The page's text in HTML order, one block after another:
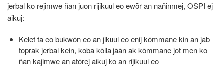
jerbal ko rejimwe ñan juon rijikuul eo ewōr an nañinmej, OSPI ej
aikuj:
Kelet ta eo bukwōn eo an jikuul eo enij kōmmane kin an jab
toprak jerbal kein, koba kōlla jāān ak kōmmane jot men ko
ñan kajimwe an atōrej aikuj ko an rijikuul eo